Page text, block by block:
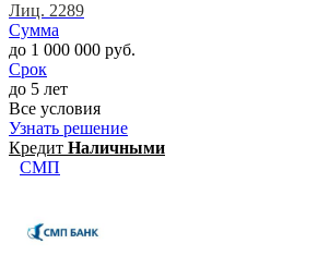
Лиц. 2289
Сумма
до 1 000 000 руб.
Срок
до 5 лет
Все условия
Узнать решение
Кредит Наличными
СМП